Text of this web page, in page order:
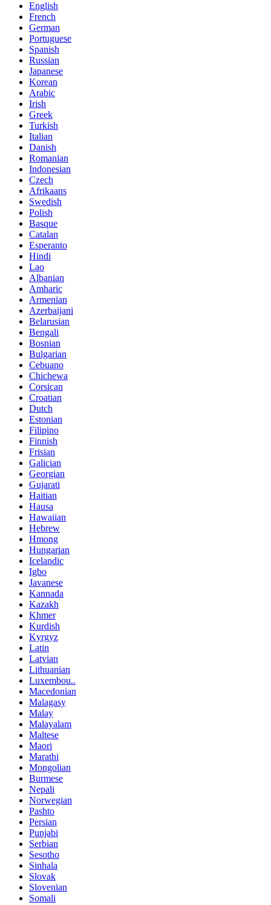
English
French
German
Portuguese
Spanish
Russian
Japanese
Korean
Arabic
Irish
Greek
Turkish
Italian
Danish
Romanian
Indonesian
Czech
Afrikaans
Swedish
Polish
Basque
Catalan
Esperanto
Hindi
Lao
Albanian
Amharic
Armenian
Azerbaijani
Belarusian
Bengali
Bosnian
Bulgarian
Cebuano
Chichewa
Corsican
Croatian
Dutch
Estonian
Filipino
Finnish
Frisian
Galician
Georgian
Gujarati
Haitian
Hausa
Hawaiian
Hebrew
Hmong
Hungarian
Icelandic
Igbo
Javanese
Kannada
Kazakh
Khmer
Kurdish
Kyrgyz
Latin
Latvian
Lithuanian
Luxembou..
Macedonian
Malagasy
Malay
Malayalam
Maltese
Maori
Marathi
Mongolian
Burmese
Nepali
Norwegian
Pashto
Persian
Punjabi
Serbian
Sesotho
Sinhala
Slovak
Slovenian
Somali